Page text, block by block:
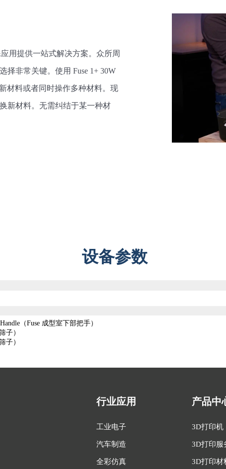
用提供一站式解决方案。众所周
择非常关键。使用 Fuse 1+ 30W
新材料或者同时操作多种材料。现
新材料。无需纠结于某一种材
设备参数
（Fuse 成型室下部把手）
子）
子）
行业应用
工业电子
汽车制造
全彩仿真
产品中
3D打印机
3D打印服
3D打印材